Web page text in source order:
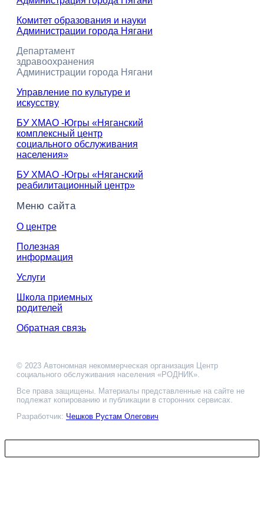
Комитет образования и науки
Администрации города Нягани
Департамент
здравоохранения
Администрации города Нягани
Управление по культуре и
искусству
БУ ХМАО -Югры «Няганский
комплексный центр
социального обслуживания
населения»
БУ ХМАО -Югры «Няганский
реабилитационный центр»
Меню сайта
О центре
Полезная
информация
Услуги
Школа приемных
родителей
Обратная связь
© 2023 Автономная некоммерческая организация Центр
социального обслуживания населения «РОДНИК».
Все права защищены. Материалы представленные на сайте не
подлежат копированию и публикации в сторонних сервисах.
Разработчик: Чешков Рустам Олегович